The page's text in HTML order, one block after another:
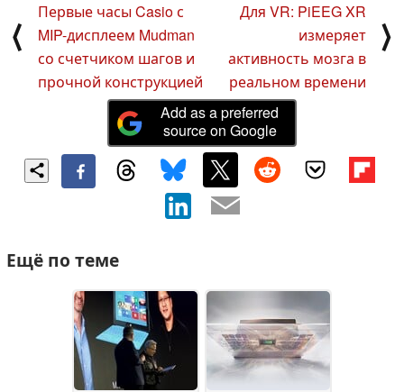
⟨
Первые часы Casio с
MIP-дисплеем Mudman
со счетчиком шагов и
прочной конструкцией
Для VR: PiEEG XR
измеряет
активность мозга в
реальном времени
⟩
Add as a preferred
source on Google
Ещё по теме